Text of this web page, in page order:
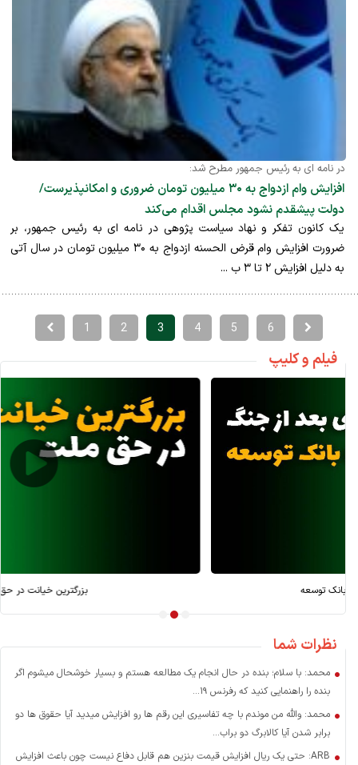
در نامه ای به رئیس جمهور مطرح شد:
افزایش وام ازدواج به ۳۰ میلیون تومان ضروری و امکانپذیرست/
دولت پیشقدم نشود مجلس اقدام می‌کند
یک کانون تفکر و نهاد سیاست پژوهی در نامه ای به رئیس جمهور، بر
ضرورت افزایش وام قرض الحسنه ازدواج به ۳۰ میلیون تومان در سال آتی
به دلیل افزایش ۲ تا ۳ ب ...
1 2 3 4 5 6
فیلم و کلیپ
نظرات شما
محمد: با سلام؛ بنده در حال انجام یک مطالعه هستم و بسیار خوشحال میشوم اگر
بنده را راهنمایی کنید که رفرنس ۱۹...
محمد: والله من موندم با چه تفاسیری این رقم ها رو افزایش میدید آیا حقوق ها دو
برابر شدن آیا کالابرگ دو براب...
ARB: حتی یک ریال افزایش قیمت بنزین هم قابل دفاع نیست چون باعث افزایش